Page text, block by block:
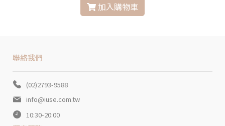
加入購物車
聯絡我們
(02)2793-9588
info@iuse.com.tw
10:30-20:00